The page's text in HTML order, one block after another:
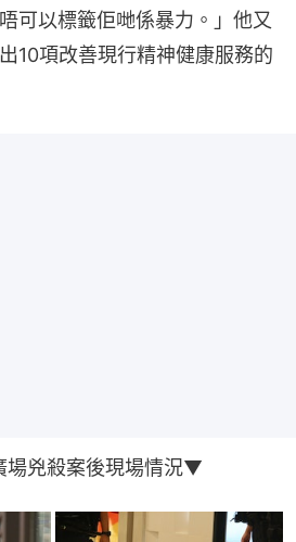
可以標籤佢哋係暴力。」他又
10項改善現行精神健康服務的
兇殺案後現場情況▼